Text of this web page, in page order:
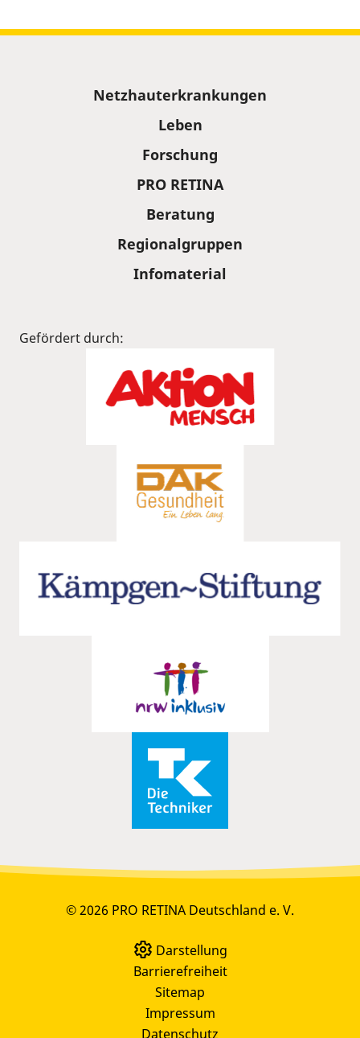
Netzhauterkrankungen
Leben
Forschung
PRO RETINA
Beratung
Regionalgruppen
Infomaterial
Gefördert durch:
© 2026 PRO RETINA Deutschland e. V.
Darstellung
Barrierefreiheit
Sitemap
Impressum
Datenschutz